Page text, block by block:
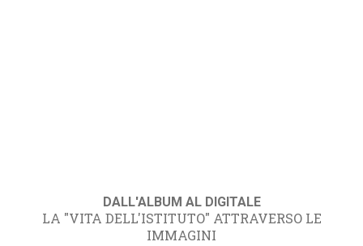
DALL'ALBUM AL DIGITALE
LA "VITA DELL'ISTITUTO" ATTRAVERSO LE
IMMAGINI